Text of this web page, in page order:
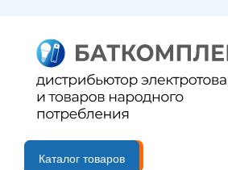
B2B портал
Каталог товаров